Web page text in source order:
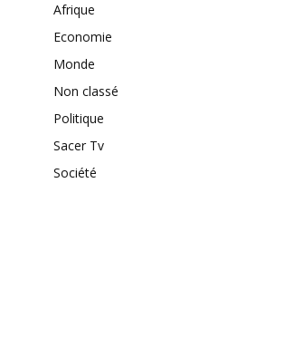
Afrique
Economie
Monde
Non classé
Politique
Sacer Tv
Société